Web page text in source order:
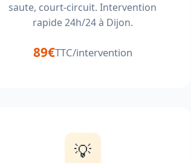
saute, court-circuit. Intervention
rapide 24h/24 à Dijon.
89€TTC/intervention
💡